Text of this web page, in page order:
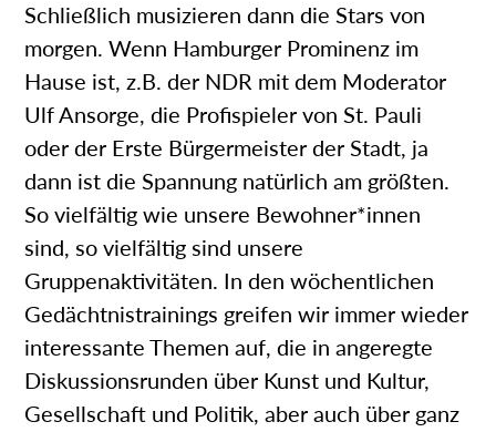
Schließlich musizieren dann die Stars von
morgen. Wenn Hamburger Prominenz im
Hause ist, z.B. der NDR mit dem Moderator
Ulf Ansorge, die Profispieler von St. Pauli
oder der Erste Bürgermeister der Stadt, ja
dann ist die Spannung natürlich am größten.
So vielfältig wie unsere Bewohner*innen
sind, so vielfältig sind unsere
Gruppenaktivitäten. In den wöchentlichen
Gedächtnistrainings greifen wir immer wieder
interessante Themen auf, die in angeregte
Diskussionsrunden über Kunst und Kultur,
Gesellschaft und Politik, aber auch über ganz